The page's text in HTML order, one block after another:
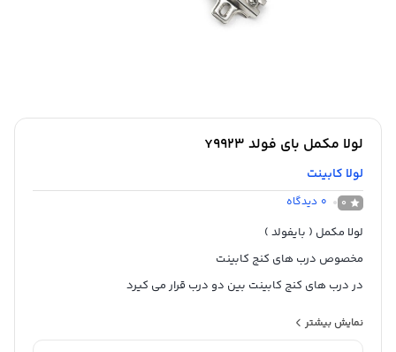
لولا مکمل بای فولد Y9923
لولا کابینت
0
0 دیدگاه
لولا مکمل ( بایفولد )
مخصوص درب های کنج کابینت
در درب های کنج کابینت بین دو درب قرار می کیرد
نمایش بیشتر